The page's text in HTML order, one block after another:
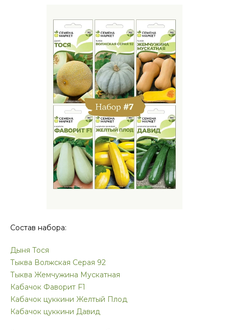
Состав набора:
Дыня Тося
Тыква Волжская Серая 92
Тыква Жемчужина Мускатная
Кабачок Фаворит F1
Кабачок цуккини Желтый Плод
Кабачок цуккини Давид